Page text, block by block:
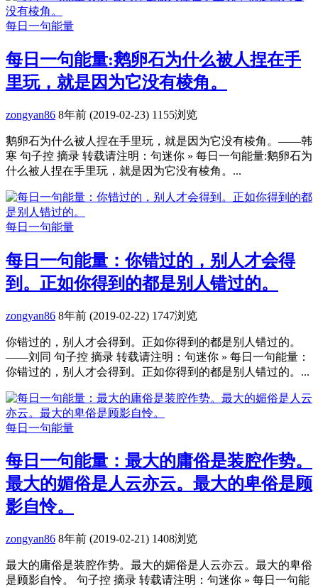
每日一句能量
每日一句能量:鹅卵石为什么被人捏在手
里玩，就是因为它没有棱角。
zongyan86 8年前 (2019-02-23) 1155浏览
鹅卵石为什么被人捏在手里玩，就是因为它没有棱角。——韩
寒 句子控 摘录 转载请注明：句迷你 » 每日一句能量:鹅卵石为
什么被人捏在手里玩，就是因为它没有棱角。...
每日一句能量
每日一句能量：你错过的，别人才会得
到。正如你得到的都是别人错过的。
zongyan86 8年前 (2019-02-22) 1747浏览
你错过的，别人才会得到。正如你得到的都是别人错过的。
——刘同 句子控 摘录 转载请注明：句迷你 » 每日一句能量：
你错过的，别人才会得到。正如你得到的都是别人错过的。...
每日一句能量
每日一句能量：最大的庸俗是装腔作势。
最大的媚俗是人云亦云。最大的卑俗是顾
影自怜。
zongyan86 8年前 (2019-02-21) 1408浏览
最大的庸俗是装腔作势。最大的媚俗是人云亦云。最大的卑俗
是顾影自怜。 句子控 摘录 转载请注明：句迷你 » 每日一句能